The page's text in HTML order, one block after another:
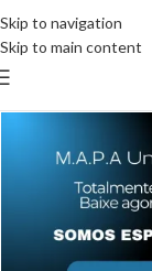
Skip to navigation
Skip to main content
somente pelo site.